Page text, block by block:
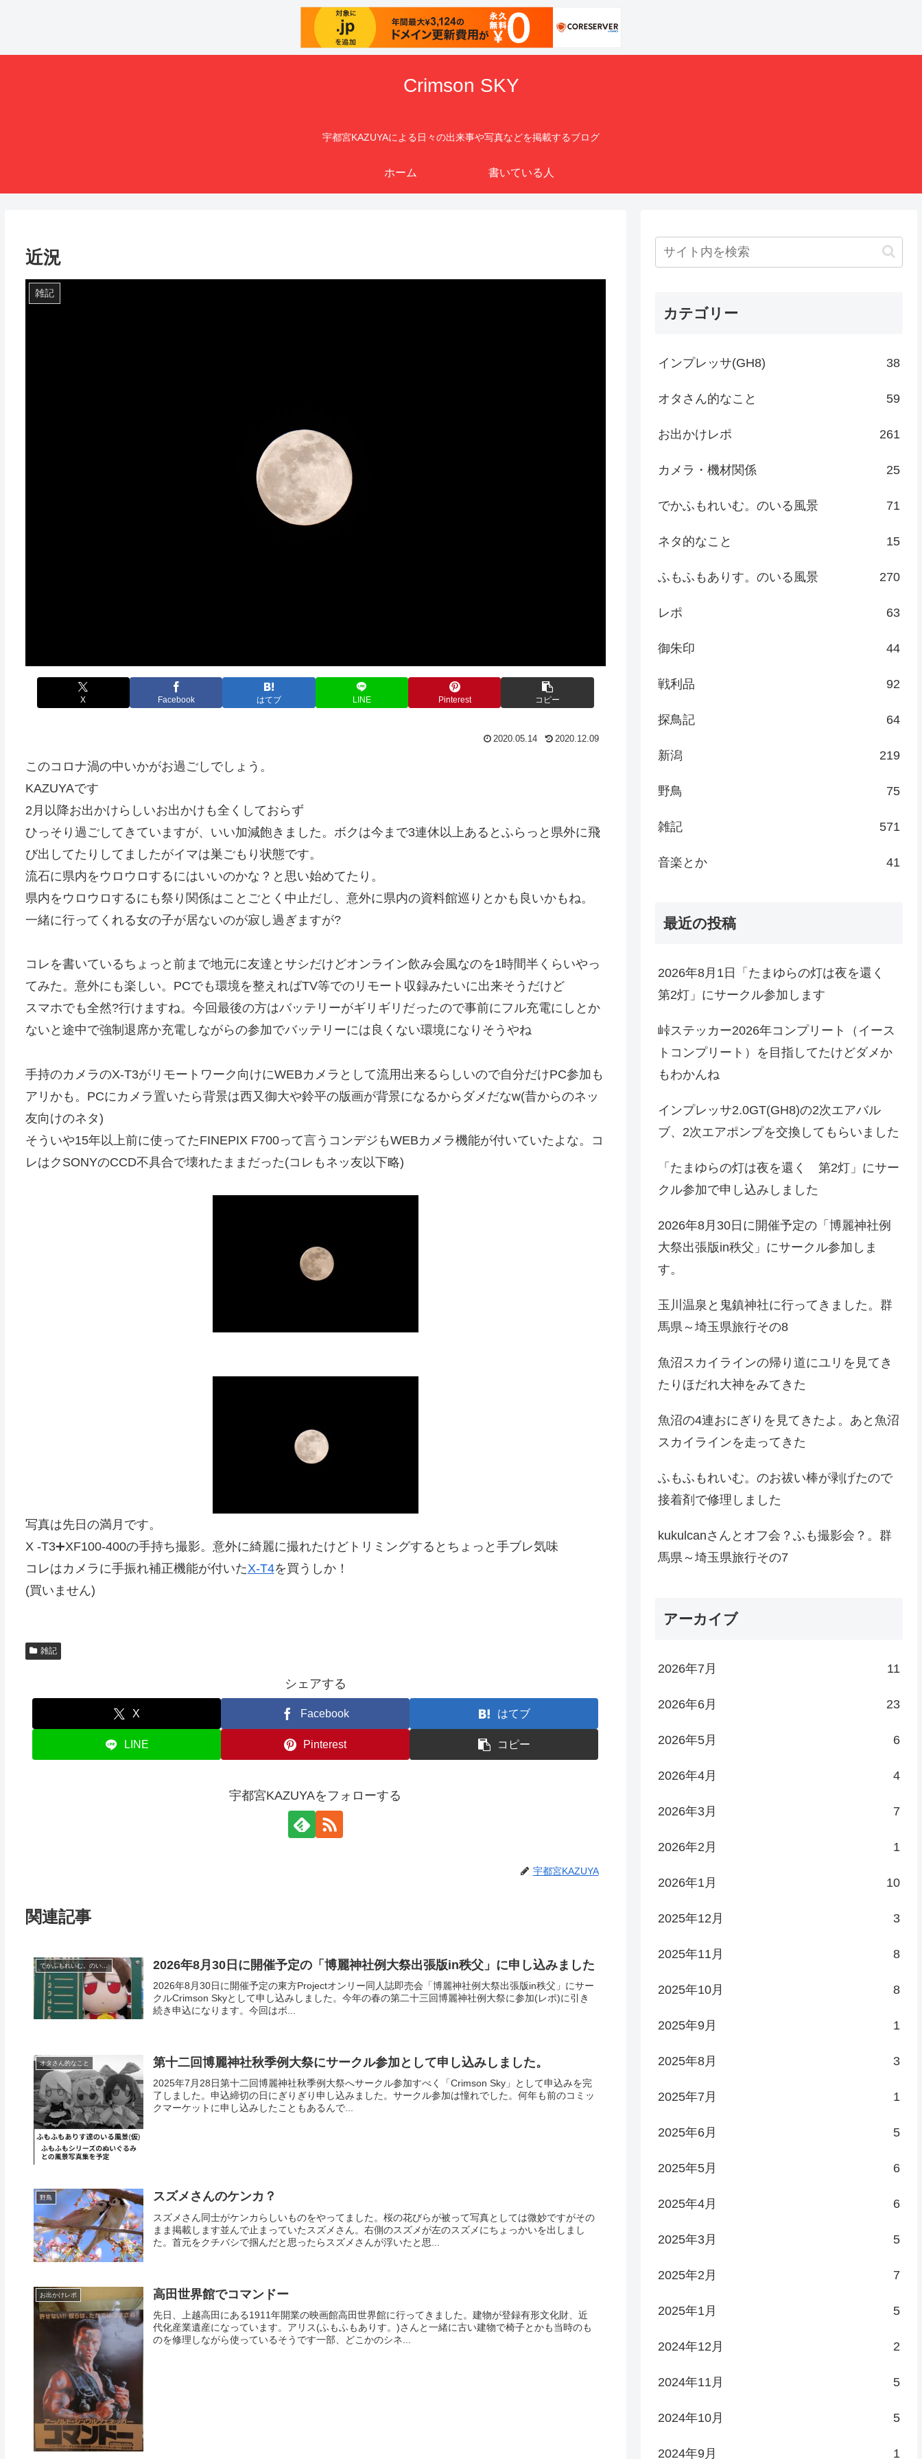
Crimson SKY
宇都宮KAZUYAによる日々の出来事や写真などを掲載するブログ
ホーム 書いている人
近況
雑記
X Facebook はてブ LINE Pinterest コピー
2020.05.14 2020.12.09
このコロナ渦の中いかがお過ごしでしょう。
KAZUYAです
2月以降お出かけらしいお出かけも全くしておらず
ひっそり過ごしてきていますが、いい加減飽きました。ボクは今まで3連休以上あるとふらっと県外に飛
び出してたりしてましたがイマは巣ごもり状態です。
流石に県内をウロウロするにはいいのかな？と思い始めてたり。
県内をウロウロするにも祭り関係はことごとく中止だし、意外に県内の資料館巡りとかも良いかもね。
一緒に行ってくれる女の子が居ないのが寂し過ぎますが?
コレを書いているちょっと前まで地元に友達とサシだけどオンライン飲み会風なのを1時間半くらいやっ
てみた。意外にも楽しい。PCでも環境を整えればTV等でのリモート収録みたいに出来そうだけど
スマホでも全然?行けますね。今回最後の方はバッテリーがギリギリだったので事前にフル充電にしとか
ないと途中で強制退席か充電しながらの参加でバッテリーには良くない環境になりそうやね
手持のカメラのX-T3がリモートワーク向けにWEBカメラとして流用出来るらしいので自分だけPC参加も
アリかも。PCにカメラ置いたら背景は西又御大や鈴平の版画が背景になるからダメだなw(昔からのネッ
友向けのネタ)
そういや15年以上前に使ってたFINEPIX F700って言うコンデジもWEBカメラ機能が付いていたよな。コ
レはクSONYのCCD不具合で壊れたままだった(コレもネッ友以下略)
写真は先日の満月です。
X -T3➕XF100-400の手持ち撮影。意外に綺麗に撮れたけどトリミングするとちょっと手ブレ気味
コレはカメラに手振れ補正機能が付いたX-T4を買うしか！
(買いません)
雑記
シェアする
X Facebook はてブ
LINE Pinterest コピー
宇都宮KAZUYAをフォローする
宇都宮KAZUYA
関連記事
でかふもれいむ。のいる風景 2026年8月30日に開催予定の「博麗神社例大祭出張版in秩父」に申し込みました
2026年8月30日に開催予定の東方Projectオンリー同人誌即売会「博麗神社例大祭出張版in秩父」にサー
クルCrimson Skyとして申し込みしました。今年の春の第二十三回博麗神社例大祭に参加(レポ)に引き
続き申込になります。今回はボ...
オタさん的なこと 第十二回博麗神社秋季例大祭にサークル参加として申し込みしました。
2025年7月28日第十二回博麗神社秋季例大祭へサークル参加すべく「Crimson Sky」として申込みを完
了しました。申込締切の日にぎりぎり申し込みました。サークル参加は憧れでした。何年も前のコミッ
クマーケットに申し込みしたこともあるんで...
野鳥 スズメさんのケンカ？
スズメさん同士がケンカらしいものをやってました。桜の花びらが被って写真としては微妙ですがその
まま掲載します並んで止まっていたスズメさん。右側のスズメが左のスズメにちょっかいを出しまし
た。首元をクチバシで掴んだと思ったらスズメさんが浮いたと思...
お出かけレポ 高田世界館でコマンドー
先日、上越高田にある1911年開業の映画館高田世界館に行ってきました。建物が登録有形文化財、近
代化産業遺産になっています。アリス(ふもふもありす。)さんと一緒に古い建物で椅子とかも当時のも
のを修理しながら使っているそうです一部、どこかのシネ...
カテゴリー
インプレッサ(GH8) 38
オタさん的なこと 59
お出かけレポ 261
カメラ・機材関係 25
でかふもれいむ。のいる風景 71
ネタ的なこと 15
ふもふもありす。のいる風景 270
レポ 63
御朱印 44
戦利品 92
探鳥記 64
新潟 219
野鳥 75
雑記 571
音楽とか 41
最近の投稿
2026年8月1日「たまゆらの灯は夜を還く
第2灯」にサークル参加します
峠ステッカー2026年コンプリート（イース
トコンプリート）を目指してたけどダメか
もわかんね
インプレッサ2.0GT(GH8)の2次エアバル
ブ、2次エアポンプを交換してもらいました
「たまゆらの灯は夜を還く 第2灯」にサー
クル参加で申し込みしました
2026年8月30日に開催予定の「博麗神社例
大祭出張版in秩父」にサークル参加しま
す。
玉川温泉と鬼鎮神社に行ってきました。群
馬県～埼玉県旅行その8
魚沼スカイラインの帰り道にユリを見てき
たりほだれ大神をみてきた
魚沼の4連おにぎりを見てきたよ。あと魚沼
スカイラインを走ってきた
ふもふもれいむ。のお祓い棒が剥げたので
接着剤で修理しました
kukulcanさんとオフ会？ふも撮影会？。群
馬県～埼玉県旅行その7
アーカイブ
2026年7月 11
2026年6月 23
2026年5月 6
2026年4月 4
2026年3月 7
2026年2月 1
2026年1月 10
2025年12月 3
2025年11月 8
2025年10月 8
2025年9月 1
2025年8月 3
2025年7月 1
2025年6月 5
2025年5月 6
2025年4月 6
2025年3月 5
2025年2月 7
2025年1月 5
2024年12月 2
2024年11月 5
2024年10月 5
2024年9月 1